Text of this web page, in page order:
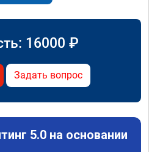
16000 ₽
Задать вопрос
5.0 на основании